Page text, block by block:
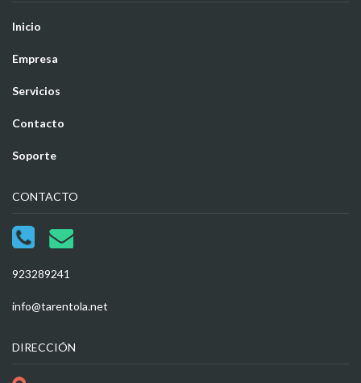
Inicio
Empresa
Servicios
Contacto
Soporte
CONTACTO
923289241
info@tarentola.net
DIRECCIÓN